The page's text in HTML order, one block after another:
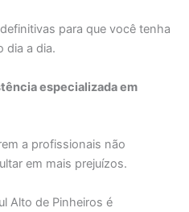
para que você tenha
dia a dia.
especializada em
a profissionais não
em mais prejuízos.
Alto de Pinheiros é